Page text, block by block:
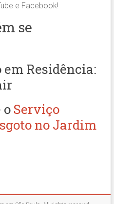
e Facebook!
se
Residência:
o Serviço
no Jardim